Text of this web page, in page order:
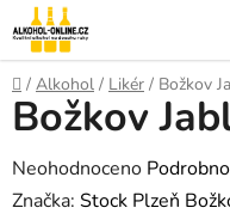
Přejít
na
obsah
Domů
/ Alkohol / Likér / Božkov
Božkov
Průměrné
hodnocení
Neohodnoceno
Značka: Stock Plzeň